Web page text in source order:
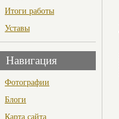
Итоги работы
Уставы
Навигация
Фотографии
Блоги
Карта сайта